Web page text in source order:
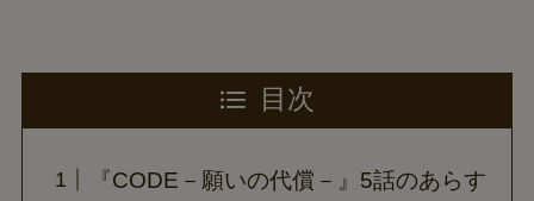
目次
『CODE－願いの代償－』5話のあらす